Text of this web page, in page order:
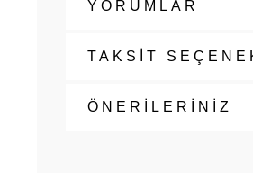
YORUMLAR
TAKSİT
ÖNERİLERİNİZ